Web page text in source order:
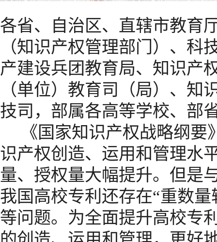
各省、自治区、直辖市教育
（知识产权管理部门）、科
产建设兵团教育局、知识产
（单位）教育司（局）、知
技司，部属各高等学校、部
《国家知识产权战略纲
识产权创造、运用和管理水
量、授权量大幅提升。但是
我国高校专利还存在“重数
等问题。为全面提升高校专